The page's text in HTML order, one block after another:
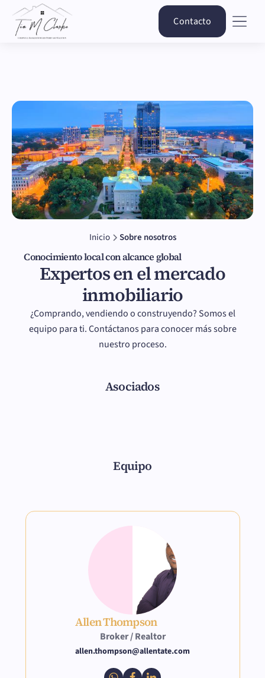
Contacto
Inicio Sobre nosotros
Conocimiento local con alcance global
Expertos en el mercado
inmobiliario
¿Comprando, vendiendo o construyendo? Somos el
equipo para ti. Contáctanos para conocer más sobre
nuestro proceso.
Asociados
Equipo
Allen Thompson
Broker / Realtor
allen.thompson@allentate.com